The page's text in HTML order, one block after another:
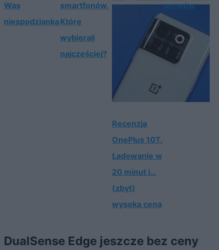
Was
niespodzianka
smartfonów.
Które
wybierali
najczęściej?
Recenzja
OnePlus 10T.
Ładowanie w
20 minut i…
(zbyt)
wysoka cena
nerwów
DualSense Edge jeszcze bez ceny